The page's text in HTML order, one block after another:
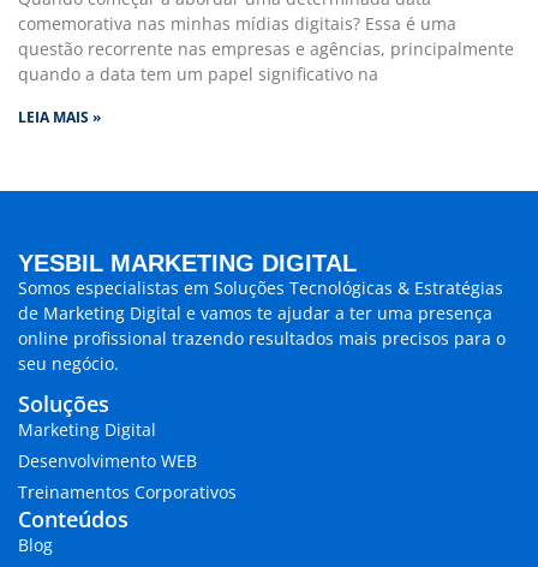
comemorativa nas minhas mídias digitais? Essa é uma
questão recorrente nas empresas e agências, principalmente
quando a data tem um papel significativo na
LEIA MAIS »
YESBIL MARKETING DIGITAL
Somos especialistas em Soluções Tecnológicas & Estratégias
de Marketing Digital e vamos te ajudar a ter uma presença
online profissional trazendo resultados mais precisos para o
seu negócio.
Soluções
Marketing Digital
Desenvolvimento WEB
Treinamentos Corporativos
Conteúdos
Blog